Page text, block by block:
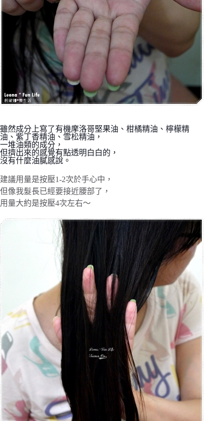
雖然成分上寫了有機摩洛哥堅果油、柑橘精油、檸檬精
油、紫丁香精油、雪松精油，
一堆油類的成分，
但擠出來的感覺有點透明白白的，
沒有什麼油膩感說。
建議用量是按壓1-2次於手心中，
但像我髮長已經要接近腰部了，
用量大約是按壓4次左右～